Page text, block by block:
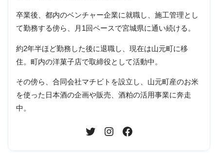
卒業後、都内のベンチャー企業に就職し、施工管理とし
て勤務する傍ら、月1回ペースで宮城県に通い続ける。
約2年半ほど勤務した後に退職し、現在は山元町に移
住。町内の洋菓子店で取締役として活動中。
その傍ら、合同会社マチビトを設立し、山元町産のお米
を使った日本酒の企画や販売、酒粕の活用事業に奔走
中。